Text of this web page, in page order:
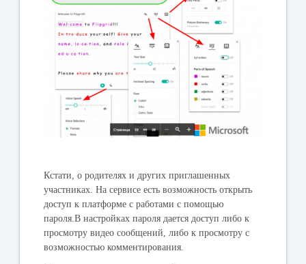
Кстати, о родителях и других приглашенных
участниках.На сервисе есть возможность открыть
доступ к платформе с работами с помощью
пароля.В настройках пароля дается доступ либо к
просмотру видео сообщений, либо к просмотру с
возможностью комментирования.